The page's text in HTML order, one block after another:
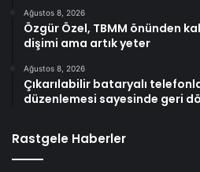
Ağustos 8, 2026
Özgür Özel, TBMM önünden
dişimi ama artık yeter
Ağustos 8, 2026
Çıkarılabilir bataryalı
düzenlemesi sayesinde geri
Rastgele Haberler